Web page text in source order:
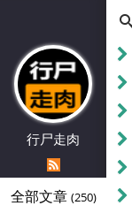
行尸走肉
全部文章 (250)